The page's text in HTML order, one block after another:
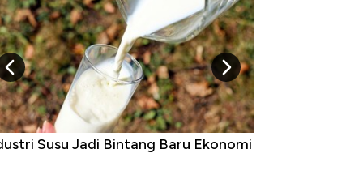
Susu Jadi Bintang Baru Ekonomi